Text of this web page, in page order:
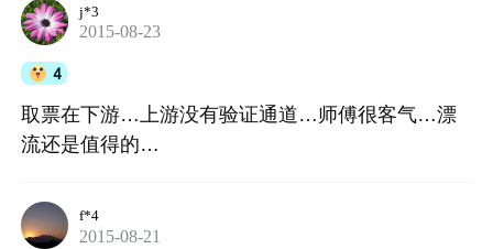
j*3
2015-08-23
4
取票在下游…上游没有验证通道…师傅很客气…漂
流还是值得的…
f*4
2015-08-21